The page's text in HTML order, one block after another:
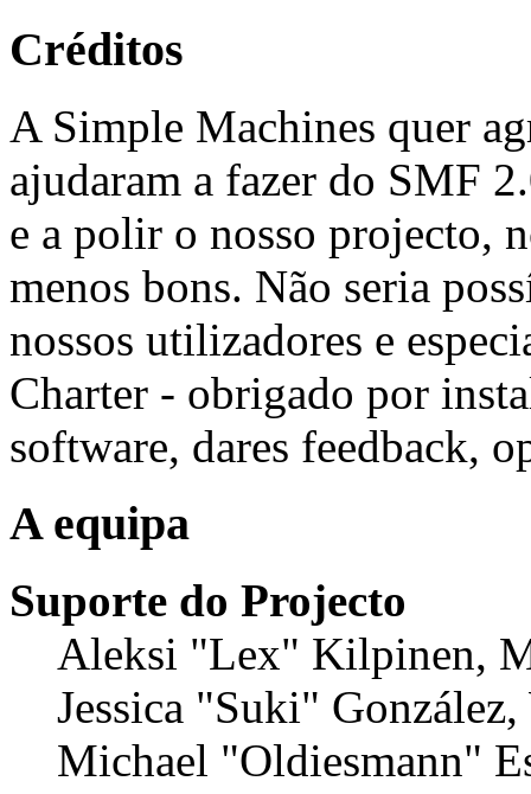
Créditos
A Simple Machines quer
ajudaram a fazer do SMF
e a polir o nosso projecto,
menos bons. Não seria
nossos utilizadores e
Charter - obrigado por
software, dares feedback,
A equipa
Suporte do Projecto
Aleksi "Lex" Kilpinen,
Jessica "Suki"
Michael "Oldiesmann"